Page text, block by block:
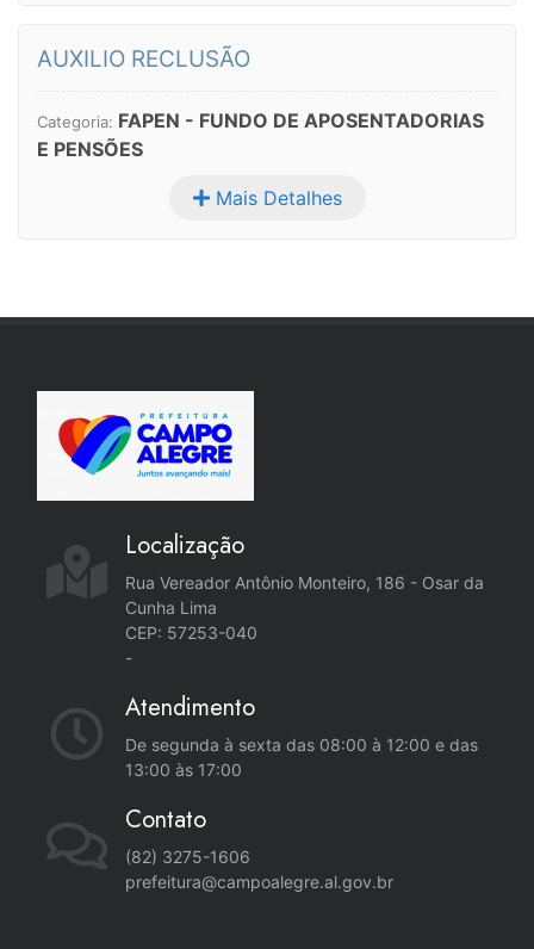
AUXILIO RECLUSÃO
Categoria: FAPEN - FUNDO DE APOSENTADORIAS
E PENSÕES
Mais Detalhes
Localização
Rua Vereador Antônio Monteiro, 186 - Osar da
Cunha Lima
CEP: 57253-040
-
Atendimento
De segunda à sexta das 08:00 à 12:00 e das
13:00 às 17:00
Contato
(82) 3275-1606
prefeitura@campoalegre.al.gov.br